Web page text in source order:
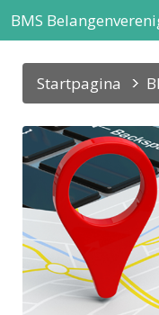
BMS
Startpagina